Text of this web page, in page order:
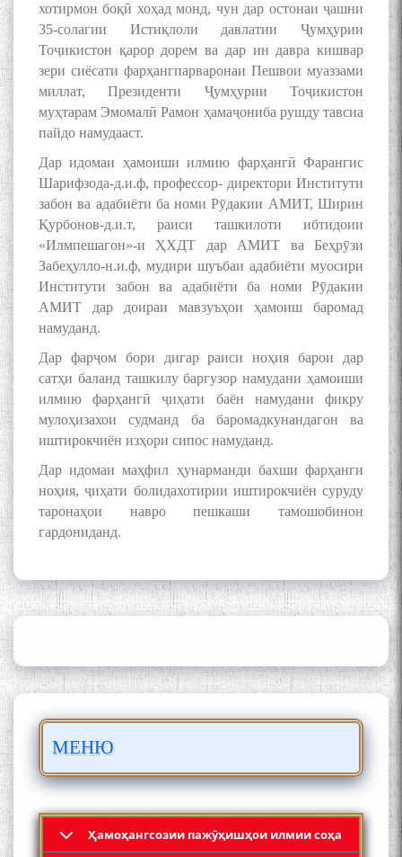
хотирмон боқӣ хоҳад монд, чун дар остонаи ҷашни
35-солагии Истиқлоли давлатии Ҷумҳурии
Тоҷикистон қарор дорем ва дар ин давра кишвар
зери сиёсати фарҳангпарваронаи Пешвои муаззами
миллат, Президенти Ҷумҳурии Тоҷикистон
муҳтарам Эмомалӣ Рамон ҳамаҷониба рушду тавсиа
пайдо намудааст.
Дар идомаи ҳамоиши илмию фарҳангӣ Фарангис
Шарифзода-д.и.ф, профессор- директори Институти
забон ва адабиёти ба номи Рӯдакии АМИТ, Ширин
Қурбонов-д.и.т, раиси ташкилоти ибтидоии
«Илмпешагон»-и ҲХДТ дар АМИТ ва Беҳрӯзи
Забеҳулло-н.и.ф, мудири шуъбаи адабиёти муосири
Институти забон ва адабиёти ба номи Рӯдакии
АМИТ дар доираи мавзуъҳои ҳамоиш баромад
намуданд.
Дар фарҷом бори дигар раиси ноҳия барои дар
сатҳи баланд ташкилу баргузор намудани ҳамоиши
илмию фарҳангӣ ҷиҳати баён намудани фикру
мулоҳизахои судманд ба баромадкунандагон ва
иштирокчиён изҳори сипос намуданд.
Дар идомаи маҳфил ҳунарманди бахши фарҳанги
ноҳия, ҷиҳати болидахотирии иштирокчиён суруду
таронаҳои навро пешкаши тамошобинон
гардониданд.
МЕНЮ
Ҳамоҳангсозии пажӯҳишҳои илмии соҳа
Сухбати навқаламон бо
Муъмин Қаноат\Meeting of
young talents with Mumyin
Kanoat
The Persian Gulf Beautiful
poetry from Устод Мумин
Қаноат (Ustod Mumin Qanoat)
and Master Mehryar
Mehrafarin about the conflict
of the name of the Persian
Gulf
Сайри Дарвоз бо Мӯъмин
Қаноат: Чанор ҳам "гап"
мезанад
ШАРҲИ МУЛОҚОТ БО АҲЛИ
АКАДЕМИЯИ МИЛЛИИ
ИЛМҲОИ ТОҶИКИСТОН
БО 4 000 000 СОМОНӢ
МӮЪМИН ҚАНОАТ СОХТА